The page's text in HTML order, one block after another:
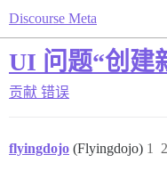
Discourse Meta
UI 问题“创建
贡献 错误
flyingdojo (Flyingdojo) 1